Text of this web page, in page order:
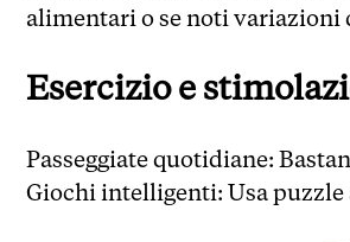
alimentari o se noti variazioni
Esercizio e
Passeggiate quotidiane:
Giochi intelligenti: Usa